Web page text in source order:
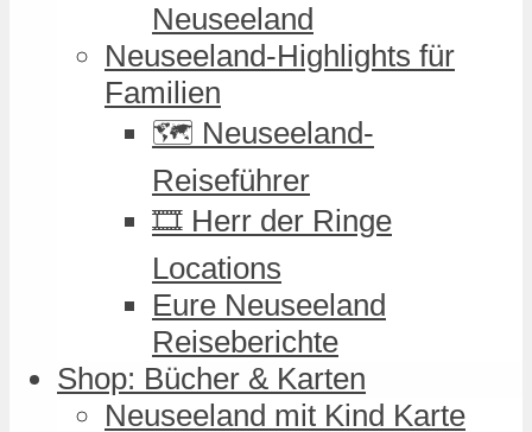
Neuseeland
Neuseeland-Highlights für
Familien
🗺️ Neuseeland-
Reiseführer
🎞️ Herr der Ringe
Locations
Eure Neuseeland
Reiseberichte
Shop: Bücher & Karten
Neuseeland mit Kind Karte